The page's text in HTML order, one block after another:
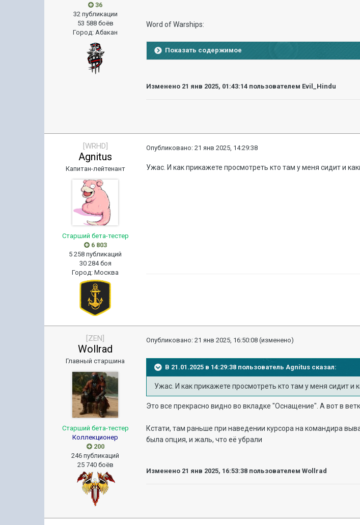
36
32 публикации
53 588 боёв
Город: Абакан
Word of Warships:
Показать содержимое
Изменено 21 янв 2025, 01:43:14 пользователем Evil_Hindu
[WRHD]
Agnitus
Капитан-лейтенант
Старший бета-тестер
6 803
5 258 публикаций
30 284 боя
Город:Москва
Опубликовано:21 янв 2025, 14:29:38
Ужас. И как прикажете просмотреть кто там у меня сидит и
[ZEN]
Wollrad
Главный старшина
Старший бета-тестер
Коллекционер
200
246 публикаций
25 740 боёв
Опубликовано:21 янв 2025, 16:50:08 (изменено)
В 21.01.2025 в 14:29:38 пользователь Agnitus сказал:
Ужас. И как прикажете просмотреть кто там у меня сидит и
Это все прекрасно видно во вкладке "Оснащение". А вот в
Кстати, там раньше при наведении курсора на командира
была опция, и жаль, что её убрали
Изменено 21 янв 2025, 16:53:38 пользователем Wollrad